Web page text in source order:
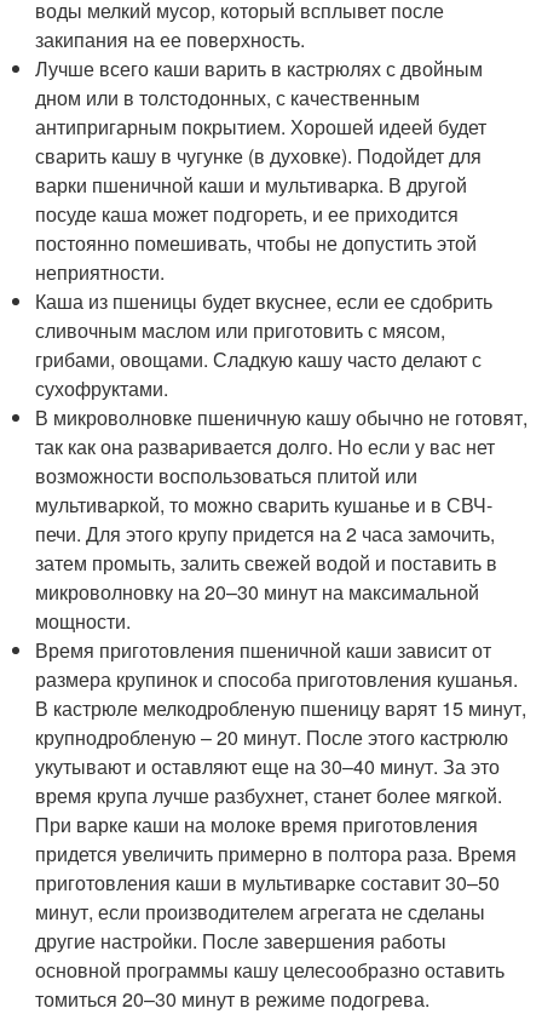
воды мелкий мусор, который всплывет после
закипания на ее поверхность.
Лучше всего каши варить в кастрюлях с двойным
дном или в толстодонных, с качественным
антипригарным покрытием. Хорошей идеей будет
сварить кашу в чугунке (в духовке). Подойдет для
варки пшеничной каши и мультиварка. В другой
посуде каша может подгореть, и ее приходится
постоянно помешивать, чтобы не допустить этой
неприятности.
Каша из пшеницы будет вкуснее, если ее сдобрить
сливочным маслом или приготовить с мясом,
грибами, овощами. Сладкую кашу часто делают с
сухофруктами.
В микроволновке пшеничную кашу обычно не готовят,
так как она разваривается долго. Но если у вас нет
возможности воспользоваться плитой или
мультиваркой, то можно сварить кушанье и в СВЧ-
печи. Для этого крупу придется на 2 часа замочить,
затем промыть, залить свежей водой и поставить в
микроволновку на 20–30 минут на максимальной
мощности.
Время приготовления пшеничной каши зависит от
размера крупинок и способа приготовления кушанья.
В кастрюле мелкодробленую пшеницу варят 15 минут,
крупнодробленую – 20 минут. После этого кастрюлю
укутывают и оставляют еще на 30–40 минут. За это
время крупа лучше разбухнет, станет более мягкой.
При варке каши на молоке время приготовления
придется увеличить примерно в полтора раза. Время
приготовления каши в мультиварке составит 30–50
минут, если производителем агрегата не сделаны
другие настройки. После завершения работы
основной программы кашу целесообразно оставить
томиться 20–30 минут в режиме подогрева.